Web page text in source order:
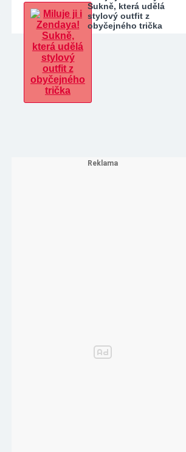
Sukně, která udělá
stylový outfit z
obyčejného trička